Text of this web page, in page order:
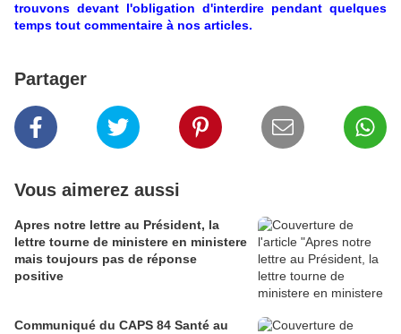
trouvons devant l'obligation d'interdire pendant quelques
temps tout commentaire à nos articles.
Partager
Vous aimerez aussi
Apres notre lettre au Président, la
lettre tourne de ministere en ministere
mais toujours pas de réponse
positive
Communiqué du CAPS 84 Santé au